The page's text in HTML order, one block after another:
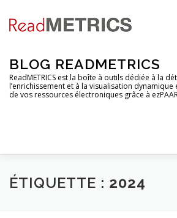
contenu
BLOG READMETRICS
ReadMETRICS est la boîte à outils dédiée à la
l’enrichissement et à la visualisation dynamique
de vos ressources électroniques grâce à
NOUVELLES FONCTIONNALITES
ÉTIQUETTE : 2024